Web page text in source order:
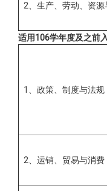
2、 生产、劳动、资源
适用106学年度及之前
1、政策、制度与法规
2、运销、贸易与消费